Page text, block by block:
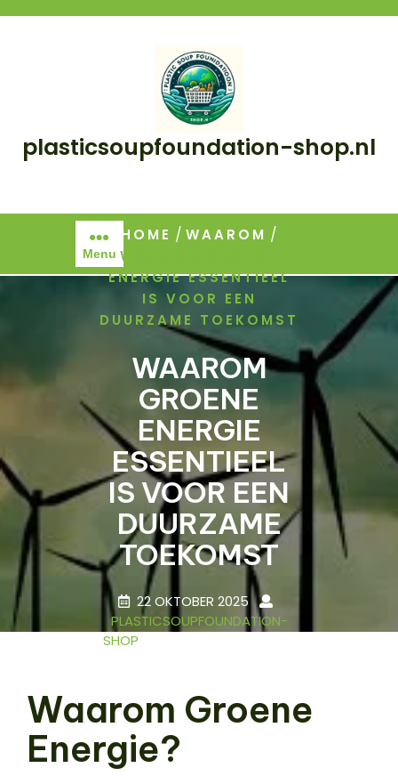
plasticsoupfoundation-shop.nl
Menu
HOME / WAAROM /
WAAROM GROENE
ENERGIE ESSENTIEEL
IS VOOR EEN
DUURZAME TOEKOMST
WAAROM
GROENE
ENERGIE
ESSENTIEEL
IS VOOR EEN
DUURZAME
TOEKOMST
22 OKTOBER 2025
PLASTICSOUPFOUNDATION-
SHOP
Waarom Groene
Energie?